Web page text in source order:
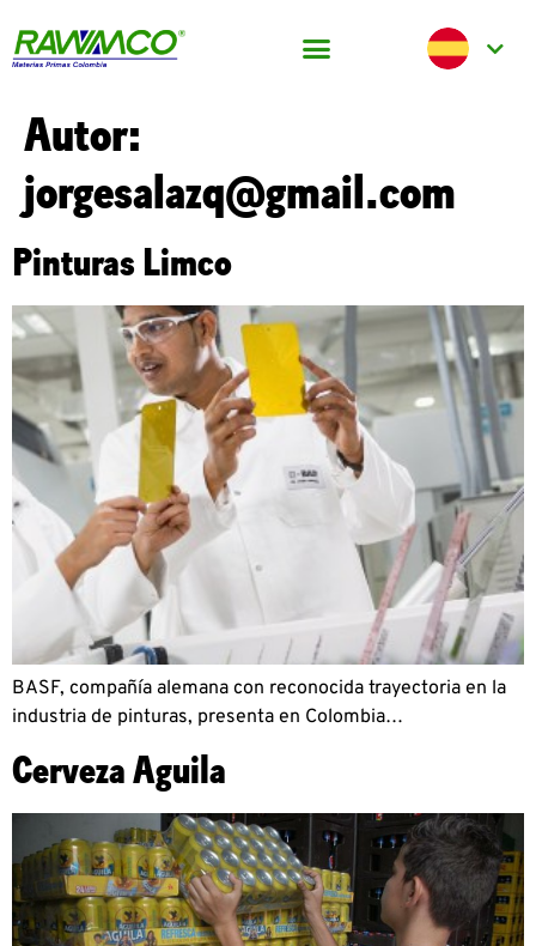
Autor:
jorgesalazq@gmail.com
Pinturas Limco
BASF, compañía alemana con reconocida trayectoria en la
industria de pinturas, presenta en Colombia…
Cerveza Aguila